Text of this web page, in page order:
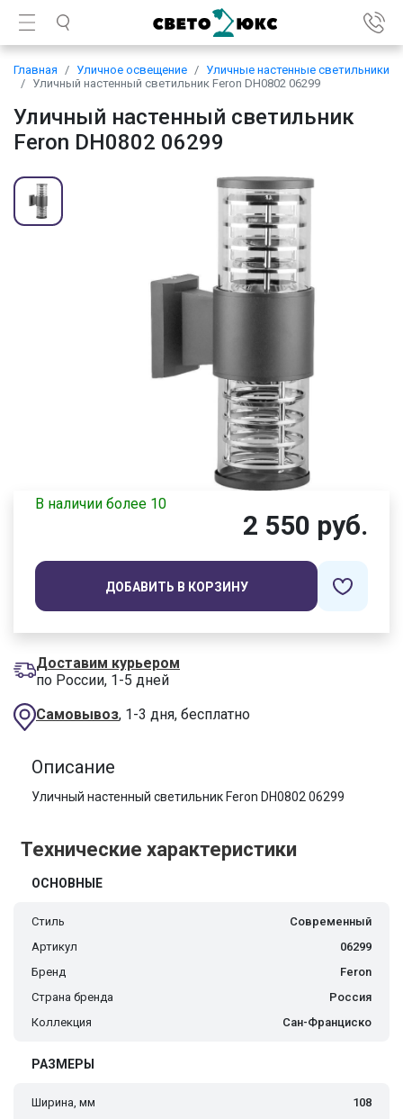
Главная Уличное освещение
Уличные настенные светильники
Уличный настенный светильник Feron DH0802 06299
Уличный настенный светильник
Feron DH0802 06299
В наличии более 10
2 550 руб.
ДОБАВИТЬ В КОРЗИНУ
Доставим курьером
по России, 1-5 дней
Самовывоз, 1-3 дня, бесплатно
Описание
Уличный настенный светильник Feron DH0802 06299
Технические характеристики
ОСНОВНЫЕ
Стиль
Современный
Артикул
06299
Бренд
Feron
Страна бренда
Россия
Коллекция
Сан-Франциско
РАЗМЕРЫ
Ширина, мм
108